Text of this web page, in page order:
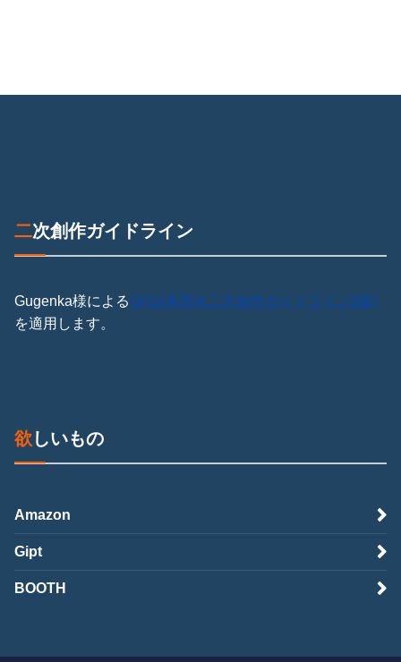
二次創作ガイドライン
Gugenka様によるGFG(具現化二次創作ガイドラインβ版)
を適用します。
欲しいもの
Amazon
Gipt
BOOTH